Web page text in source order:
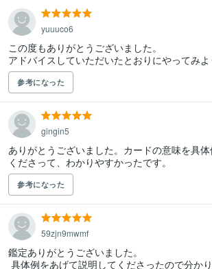
yuuuco6
この度もありがとうございました。
アドバイスしていただいたとおりにやってみよ
参考になった
gingin5
ありがとうございました。カードの意味を具
くださって、わかりやすかったです。
参考になった
59zjn9mwmf
鑑定ありがとうございました。